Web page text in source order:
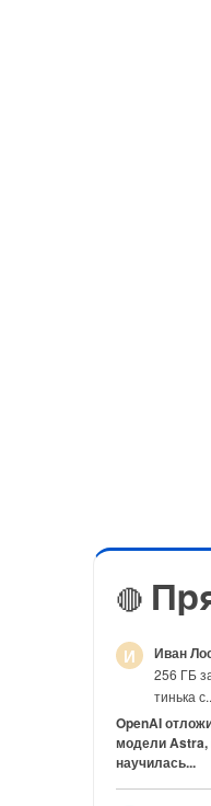
🔴
И Иван
256 ГБ
тинька
OpenAI
модели Astra,
научилась...